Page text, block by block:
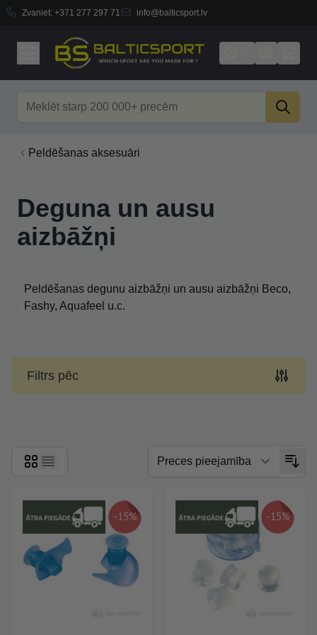
Zvaniet: +371 277 297 71 info@balticsport.lv
Peldēšanas aksesuāri
Deguna un ausu
aizbāžņi
Peldēšanas degunu aizbāžņi un ausu aizbāžņi Beco,
Fashy, Aquafeel u.c.
Filtrs pēc
-15% -15%